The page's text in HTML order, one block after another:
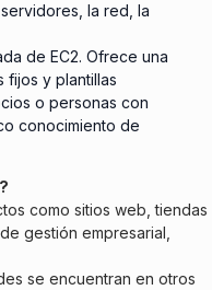
la red, la
de EC2. Ofrece una
fijos y plantillas
o personas con
conocimiento de
como sitios web, tiendas
gestión empresarial,
se encuentran en otros